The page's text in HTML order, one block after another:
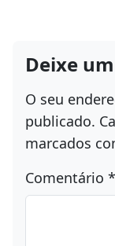
Deixe
O seu
publicado.
marcados
Comentário *